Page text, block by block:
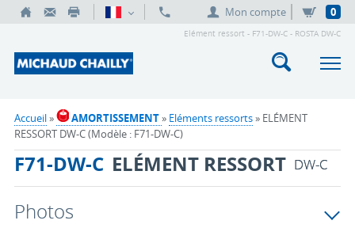
Mon compte 0
Elément ressort - F71-DW-C - ROSTA DW-C
Accueil» AMORTISSEMENT» Eléments ressorts» ELÉMENT
RESSORT DW-C (Modèle : F71-DW-C)
F71-DW-C ELÉMENT RESSORT DW-C
Photos